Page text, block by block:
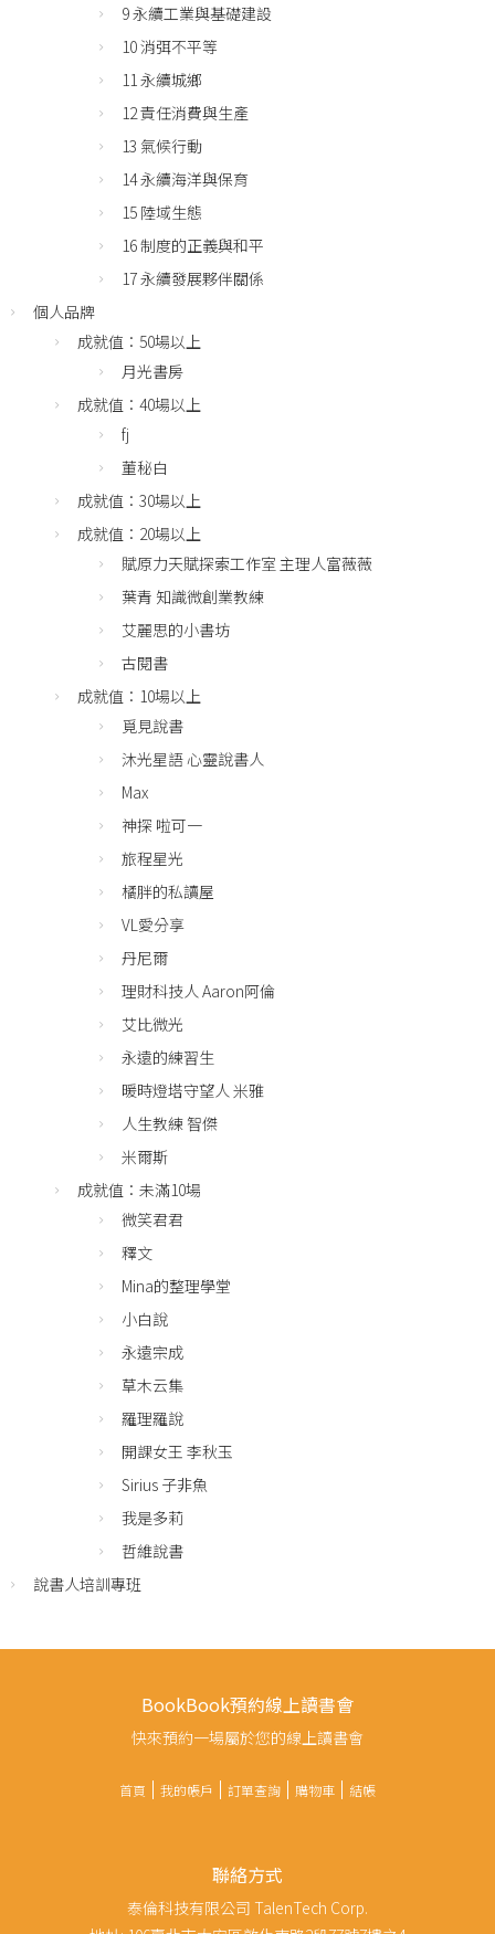
9 永續工業與基礎建設
10 消弭不平等
11 永續城鄉
12 責任消費與生產
13 氣候行動
14 永續海洋與保育
15 陸域生態
16 制度的正義與和平
17 永續發展夥伴關係
個人品牌
成就值：50場以上
月光書房
成就值：40場以上
fj
董秘白
成就值：30場以上
成就值：20場以上
賦原力天賦探索工作室 主理人富薇薇
葉青 知識微創業教練
艾麗思的小書坊
古閱書
成就值：10場以上
覓見說書
沐光星語 心靈說書人
Max
神探 啦可一
旅程星光
橘胖的私讀屋
VL愛分享
丹尼爾
理財科技人 Aaron阿倫
艾比微光
永遠的練習生
暖時燈塔守望人 米雅
人生教練 智傑
米爾斯
成就值：未滿10場
微笑君君
釋文
Mina的整理學堂
小白說
永遠宗成
草木云集
羅理羅說
開課女王 李秋玉
Sirius 子非魚
我是多莉
哲維說書
說書人培訓專班
BookBook預約線上讀書會
快來預約一場屬於您的線上讀書會
首頁 我的帳戶 訂單查詢 購物車 結帳
聯絡方式
泰倫科技有限公司 TalenTech Corp.